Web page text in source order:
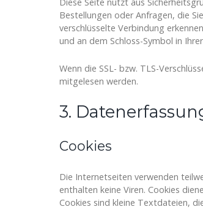
Bestellungen oder Anfragen, die
verschlüsselte Verbindung
und an dem Schloss-Symbol in
Wenn die SSL- bzw. TLS-
mitgelesen werden.
3.
Cookies
Die Internetseiten verwenden
enthalten keine Viren. Cookies
Cookies sind kleine Textdateien,